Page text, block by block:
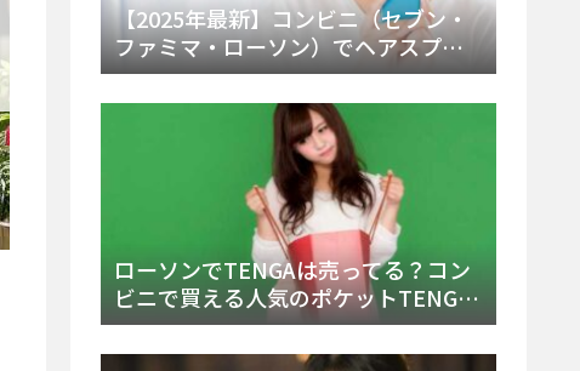
【2025年最新】コンビニ（セブン・
ファミマ・ローソン）でヘアスプレ
ーは売ってる？販売場所と買える種
類・値段を徹底調査！
ローソンでTENGAは売ってる？コン
ビニで買える人気のポケットTENGA
とエッグの取り扱い店舗と陳列場所
を徹底解説！